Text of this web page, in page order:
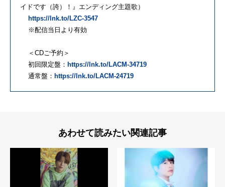
イドです（誇）！』エンディング主題歌）
https://lnk.to/LZC-3547
※配信当日より有効
＜CDご予約＞
初回限定盤： https://lnk.to/LACM-34719
通常盤： https://lnk.to/LACM-24719
あわせて読みたい関連記事